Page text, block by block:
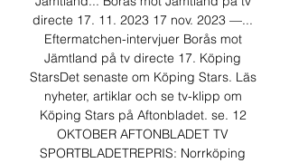
directe 17. 11. 2023 17 nov. 2023 —...
Eftermatchen-intervjuer Borås mot
Jämtland på tv directe 17. Köping
StarsDet senaste om Köping Stars. Läs
nyheter, artiklar och se tv-klipp om
Köping Stars på Aftonbladet. se. 12
OKTOBER AFTONBLADET TV
SPORTBLADETREPRIS: Norrköping